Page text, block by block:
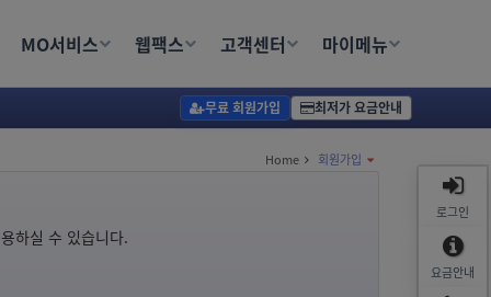
셀문자,PC문자
MO서비스 웹팩스 고객센터 마이메뉴
무료 회원가입 최저가 요금안내
Home 회원가입
하실 수 있습니다.
로그인
요금안내